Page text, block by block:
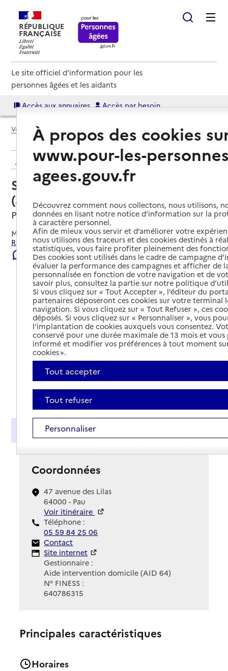
RÉPUBLIQUE
FRANÇAISE
Le site officiel d'information pour les
personnes âgées et les aidants
Accès aux annuaires Accès par besoin
Voir le fil d’Ariane
Retour aux résultats de l'annuaire
Service autonomie à domicile
(aide) – AID 64
Pau, PYRENEES-ATLANTIQUES
Mis à jour le22/07/2026
Rechercher les établissements et services autour de Pau.
Signaler une erreur
Présentation
Coordonnées
47 avenue des Lilas
64000 - Pau
Voir itinéraire
Téléphone :
05 59 84 25 06
Contact
Contact
Site Internet
Site internet
Gestionnaire :
Aide intervention domicile (AID 64)
N° FINESS :
640786315
Principales caractéristiques
Horaires
À propos des cookies
www.pour-les-
agees.gouv.fr
Découvrez comment nous collectons, nous utilisons,
données en lisant notre notice d’information sur la
à caractère personnel.
Afin de mieux vous servir et d’améliorer votre
nous utilisons des traceurs et des cookies destinés à
statistiques, vous faire profiter pleinement des
Des cookies sont utilisés dans le cadre de campagne
évaluer la performance des campagnes et afficher de
personnalisée en fonction de votre navigation et de
savoir plus, consultez la partie sur notre politique
Si vous cliquez sur « Tout Accepter », l’éditeur du
partenaires déposeront ces cookies sur votre terminal
navigation. Si vous cliquez sur « Tout Refuser », ces
déposés. Si vous cliquez sur « Personnaliser », vous
l’implantation de cookies auxquels vous consentez.
conservé pour une durée maximale de 13 mois et
informé et modifier vos préférences à tout moment
cookies ».
Tout accepter
Tout refuser
Personnaliser